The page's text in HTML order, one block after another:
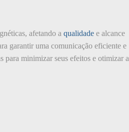
afetando a qualidade e alcance
garantir uma comunicação eficiente e
para minimizar seus efeitos e otimizar a